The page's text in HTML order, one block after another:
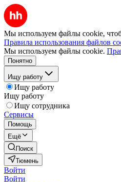
Мы используем файлы cookie,
Правила использования файлов
Мы используем файлы cookie.
Понятно
Ищу работу
Ищу работу
Ищу работу
Ищу сотрудника
Сервисы
Помощь
Ещё
Поиск
Тюмень
Войти
Войти